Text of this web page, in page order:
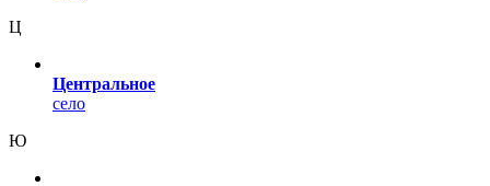
Ц
Центральное
село
Ю